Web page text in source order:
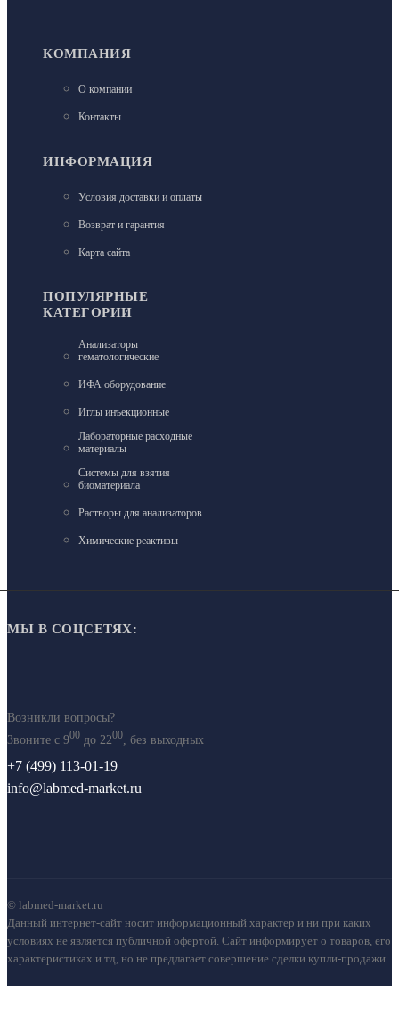
КОМПАНИЯ
О компании
Контакты
ИНФОРМАЦИЯ
Условия доставки и оплаты
Возврат и гарантия
Карта сайта
ПОПУЛЯРНЫЕ
КАТЕГОРИИ
Анализаторы
гематологические
ИФА оборудование
Иглы инъекционные
Лабораторные расходные
материалы
Системы для взятия
биоматериала
Растворы для анализаторов
Химические реактивы
МЫ В СОЦСЕТЯХ:
Возникли вопросы?
Звоните с 900 до 2200 , без выходных
+7 (499) 113-01-19
info@labmed-market.ru
© labmed-market.ru
Данный интернет-сайт носит информационный характер и ни при каких
условиях не является публичной офертой. Сайт информирует о товаров, его
характеристиках и тд, но не предлагает совершение сделки купли-продажи